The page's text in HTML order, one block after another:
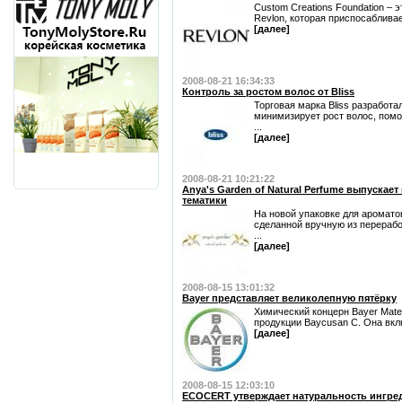
Custom Creations Foundation –
Revlon, которая
[далее]
2008-08-21 16:34:33
Контроль за ростом волос от Bliss
Торговая марка Bliss
минимизирует рост волос,
[далее]
2008-08-21 10:21:22
Anya's Garden of Natural Perfume
тематики
На новой упаковке для
сделанной вручную из
[далее]
2008-08-15 13:01:32
Bayer представляет великолепную пятёрку
Химический концерн Bayer
продукции Baycusan C. Она
[далее]
2008-08-15 12:03:10
ECOCERT утверждает натуральность